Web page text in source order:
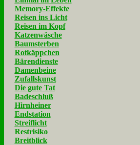
Memory-Effekte
Reisen ins Licht
Reisen im Kopf
Katzenwäsche
Baumsterben
Rotkäppchen
Bärendienste
Damenbeine
Zufallskunst
Die gute Tat
Badeschluß
Hirnheiner
Endstation
Streiflicht
Restrisiko
Breitblick